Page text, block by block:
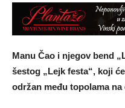
Manu Čao i njegov bend
šestog „Lejk festa“, koji
održan među topolama